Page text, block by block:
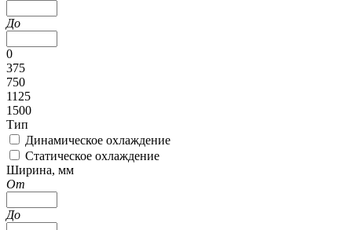
До
0
375
750
1125
1500
Тип
Динамическое охлаждение
Статическое охлаждение
Ширина, мм
От
До